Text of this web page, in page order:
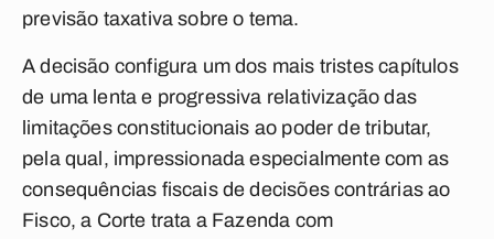
previsão taxativa sobre o tema.
A decisão configura um dos mais tristes capítulos
de uma lenta e progressiva relativização das
limitações constitucionais ao poder de tributar,
pela qual, impressionada especialmente com as
consequências fiscais de decisões contrárias ao
Fisco, a Corte trata a Fazenda com